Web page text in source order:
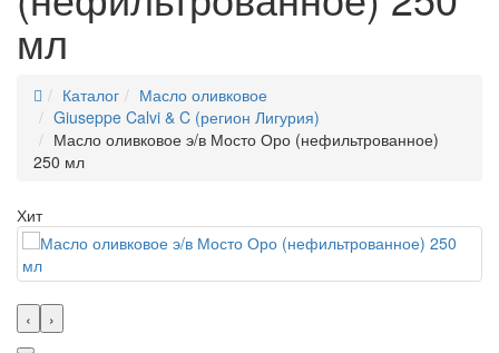
мл
Каталог
Масло оливковое
Giuseppe Calvi & C (регион Лигурия)
Масло оливковое э/в Мосто Оро (нефильтрованное)
250 мл
Хит
‹ ›